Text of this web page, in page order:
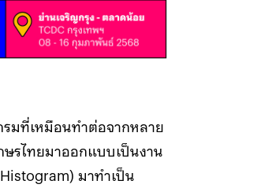
รมที่เหมือนทำต่อจากหลาย
รไทยมาออกแบบเป็นงาน
มาทำเป็น